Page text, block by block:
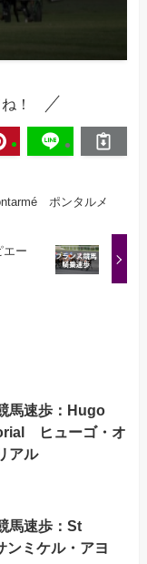
！
ポンタルメ
ー
馬速歩：Hugo
ヒューゴ・オ
アル
馬速歩：St
ミケル・アヨ